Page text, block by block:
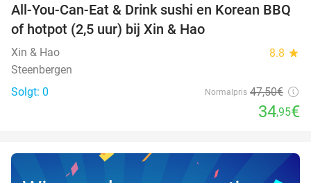
26%
DAG
All-You-Can-Eat & Drink sushi en Korean BBQ
of hotpot (2,5 uur) bij Xin & Hao
Xin & Hao 8.8 star
Steenbergen
Solgt: 0
Normalpris 47,50€
34,95€